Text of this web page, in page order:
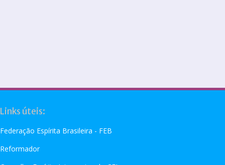
Links úteis:
Federação Espírita Brasileira - FEB
Reformador